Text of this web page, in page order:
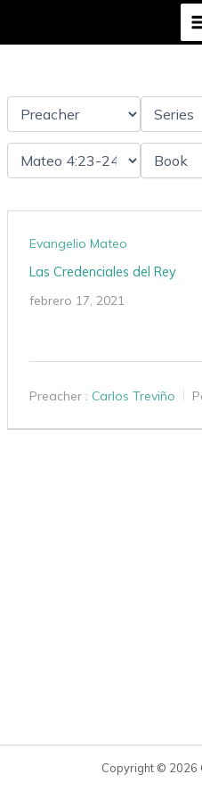
Evangelio Mateo
Las Credenciales del Rey
febrero 17, 2021
Preacher : Carlos Treviño
Copyright © 2026